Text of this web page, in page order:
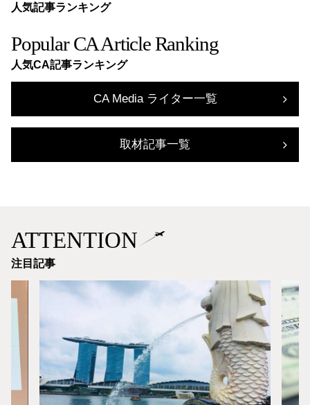
人気記事ランキング
Popular CA Article Ranking
人気CA記事ランキング
CA Media ライター一覧
取材記事一覧
ATTENTION
注目記事